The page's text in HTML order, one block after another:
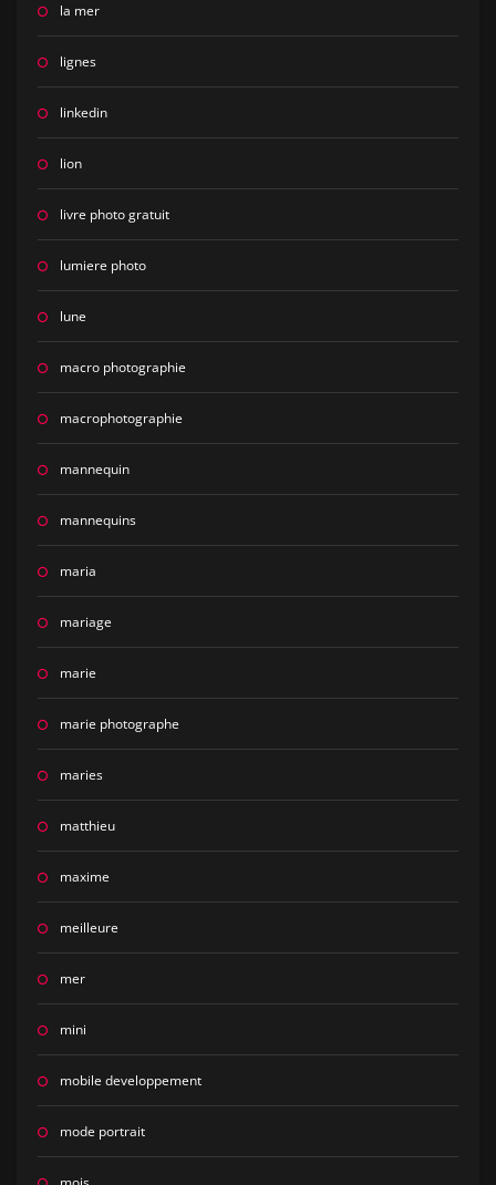
la mer
lignes
linkedin
lion
livre photo gratuit
lumiere photo
lune
macro photographie
macrophotographie
mannequin
mannequins
maria
mariage
marie
marie photographe
maries
matthieu
maxime
meilleure
mer
mini
mobile developpement
mode portrait